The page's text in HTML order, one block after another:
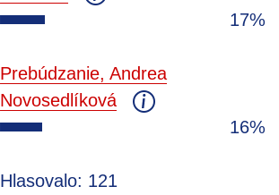
17%
Prebúdzanie, Andrea
Novosedlíková
16%
Hlasovalo: 121